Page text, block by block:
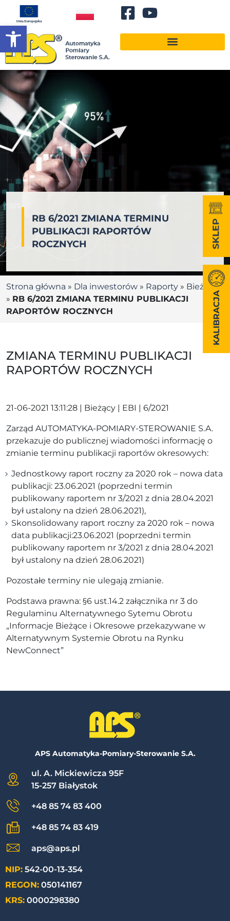
Otwórz pasek narzędzi
RB 6/2021 ZMIANA TERMINU
PUBLIKACJI RAPORTÓW
ROCZNYCH
Strona główna » Dla inwestorów » Raporty » Bieżące
» RB 6/2021 ZMIANA TERMINU PUBLIKACJI
RAPORTÓW ROCZNYCH
ZMIANA TERMINU PUBLIKACJI
RAPORTÓW ROCZNYCH
21-06-2021 13:11:28 | Bieżący | EBI | 6/2021
Zarząd AUTOMATYKA-POMIARY-STEROWANIE S.A.
przekazuje do publicznej wiadomości informację o
zmianie terminu publikacji raportów okresowych:
Jednostkowy raport roczny za 2020 rok – nowa data
publikacji: 23.06.2021 (poprzedni termin
publikowany raportem nr 3/2021 z dnia 28.04.2021
był ustalony na dzień 28.06.2021),
Skonsolidowany raport roczny za 2020 rok – nowa
data publikacji:23.06.2021 (poprzedni termin
publikowany raportem nr 3/2021 z dnia 28.04.2021
był ustalony na dzień 28.06.2021)
Pozostałe terminy nie ulegają zmianie.
Podstawa prawna: §6 ust.14.2 załącznika nr 3 do
Regulaminu Alternatywnego Sytemu Obrotu
„Informacje Bieżące i Okresowe przekazywane w
Alternatywnym Systemie Obrotu na Rynku
NewConnect”
APS Automatyka-Pomiary-Sterowanie S.A.
ul. A. Mickiewicza 95F
15-257 Białystok
+48 85 74 83 400
+48 85 74 83 419
aps@aps.pl
NIP: 542-00-13-354
REGON: 050141167
KRS: 0000298380
KALIBRACJA